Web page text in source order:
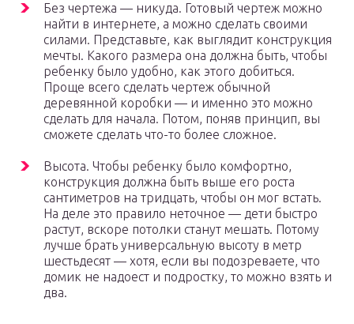
Без чертежа — никуда. Готовый чертеж можно
найти в интернете, а можно сделать своими
силами. Представьте, как выглядит конструкция
мечты. Какого размера она должна быть, чтобы
ребенку было удобно, как этого добиться.
Проще всего сделать чертеж обычной
деревянной коробки — и именно это можно
сделать для начала. Потом, поняв принцип, вы
сможете сделать что-то более сложное.
Высота. Чтобы ребенку было комфортно,
конструкция должна быть выше его роста
сантиметров на тридцать, чтобы он мог встать.
На деле это правило неточное — дети быстро
растут, вскоре потолки станут мешать. Потому
лучше брать универсальную высоту в метр
шестьдесят — хотя, если вы подозреваете, что
домик не надоест и подростку, то можно взять и
два.